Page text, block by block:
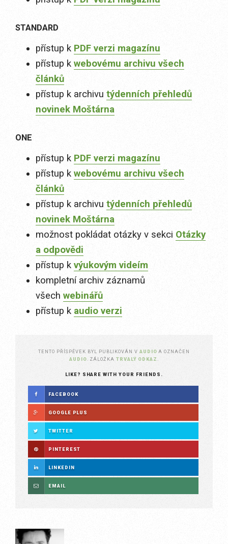
STANDARD
přístup k PDF verzi magazínu
přístup k webovému archivu všech
článků
přístup k archivu týdenních přehledů
novinek Moštárna
ONE
přístup k PDF verzi magazínu
přístup k webovému archivu všech
článků
přístup k archivu týdenních přehledů
novinek Moštárna
možnost pokládat otázky v sekci Otázky
a odpovědi
přístup k výukovým videím
kompletní archiv záznamů
všech webinářů
přístup k audio verzi
TENTO PŘÍSPĚVEK BYL PUBLIKOVÁN V AUDIO A OZNAČEN
AUDIO . ZÁLOŽKA TRVALÝ ODKAZ
LIKE? SHARE WITH YOUR FRIENDS.
FACEBOOK
GOOGLE PLUS
TWITTER
PINTEREST
LINKEDIN
EMAIL